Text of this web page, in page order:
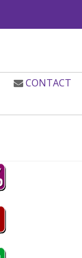
CONTACT